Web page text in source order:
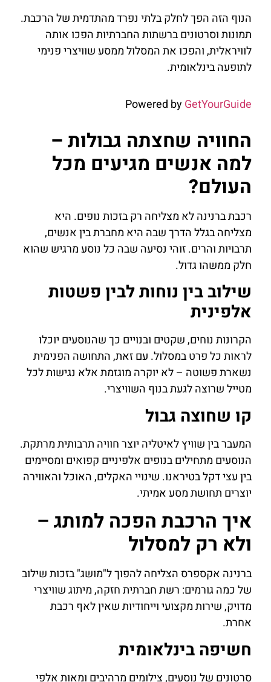
הנוף הזה הפך לחלק בלתי נפרד מהתדמית של הרכבת.
תמונות וסרטונים ברשתות החברתיות הפכו אותה
לוויראלית, והפכו את המסלול ממסע שוויצרי פנימי
לתופעה בינלאומית.
Powered byGetYourGuide
החוויה שחצתה גבולות –
למה אנשים מגיעים מכל
העולם?
רכבת ברנינה לא מצליחה רק בזכות נופים. היא
מצליחה בגלל הדרך שבה היא מחברת בין אנשים,
תרבויות והרים. זוהי נסיעה שבה כל נוסע מרגיש שהוא
חלק ממשהו גדול.
שילוב בין נוחות לבין פשטות
אלפינית
הקרונות נוחים, שקטים ובנויים כך שהנוסעים יוכלו
לראות כל פרט במסלול. עם זאת, התחושה הפנימית
נשארת פשוטה – לא יוקרה מוגזמת אלא נגישות לכל
מטייל שרוצה לגעת בנוף השוויצרי.
קו שחוצה גבול
המעבר בין שוויץ לאיטליה יוצר חוויה תרבותית מרתקת.
הנוסעים מתחילים בנופים אלפיניים קפואים ומסיימים
בין עצי דקל בטיראנו. שינויי האקלים, האוכל והאווירה
יוצרים תחושת מסע אמיתי.
איך הרכבת הפכה למותג –
ולא רק למסלול
ברנינה אקספרס הצליחה להפוך ל"מושג" בזכות שילוב
של כמה גורמים: רשת חברתית חזקה, מיתוג שוויצרי
מדויק, שירות מקצועי וייחודיות שאין לאף רכבת
אחרת.
חשיפה בינלאומית
סרטונים של נוסעים, צילומים מרהיבים ומאות אלפי